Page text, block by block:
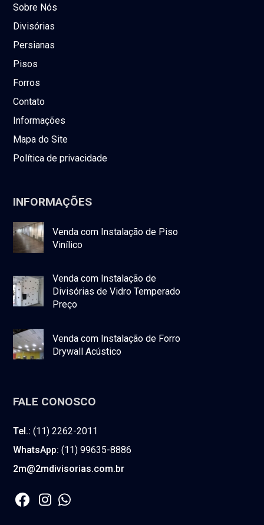
Sobre Nós
Divisórias
Persianas
Pisos
Forros
Contato
Informações
Mapa do Site
Política de privacidade
INFORMAÇÕES
Venda com Instalação de Piso
Vinílico
Venda com Instalação de
Divisórias de Vidro Temperado
Preço
Venda com Instalação de Forro
Drywall Acústico
FALE CONOSCO
Tel.: (11) 2262-2011
WhatsApp: (11) 99635-8886
2m@2mdivisorias.com.br